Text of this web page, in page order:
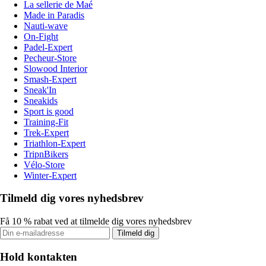
La sellerie de Maé
Made in Paradis
Nauti-wave
On-Fight
Padel-Expert
Pecheur-Store
Slowood Interior
Smash-Expert
Sneak'In
Sneakids
Sport is good
Training-Fit
Trek-Expert
Triathlon-Expert
TripnBikers
Vélo-Store
Winter-Expert
Tilmeld dig vores nyhedsbrev
Få 10 % rabat ved at tilmelde dig vores nyhedsbrev
Tilmeld dig
Hold kontakten